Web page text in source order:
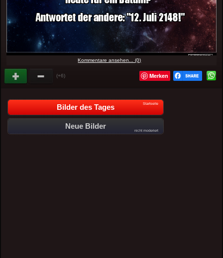
Kommentare ansehen... (0)
(+6) Merken
Bilder des Tages Startseite
Neue Bilder
nicht moderiert